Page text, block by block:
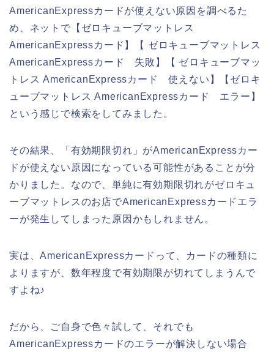
AmericanExpressカードが使えない原因を調べるた
め、ネットで【ゼロキューブマットレス
AmericanExpressカード】【 ゼロキューブマットレス
AmericanExpressカード 失敗】【 ゼロキューブマッ
トレス AmericanExpressカード 使えない】【ゼロキ
ューブマットレス AmericanExpressカード エラー】
という感じで検索をしてみました。
その結果、「有効期限切れ」がAmericanExpressカー
ドが使えない原因になっている可能性があることが分
かりました。なので、単純に有効期限切れがゼロキュ
ーブマットレスのお店でAmericanExpressカードエラ
ーが発生してしまった原因かもしれません。
実は、AmericanExpressカードって、カードの種類に
よりますが、数年程度で有効期限が切れてしまうんで
すよね♪
だから、ご自身で色々試して、それでも
AmericanExpressカードのエラーが解決しない場合